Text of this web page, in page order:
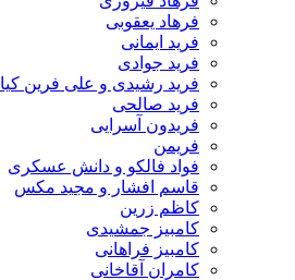
فرهاد یعقوبی
فرید ایمانی
فرید جوادی
فرید رشیدی و علی فرین کیا
فرید صالحی
فریدون آسرایی
فریمن
فواد فالکو و دانش عسکری
قاسم افشار و مجید مکس
کاظم زرین
کامبیز جمشیدی
کامبیز فراهانی
کامران آقاخانی